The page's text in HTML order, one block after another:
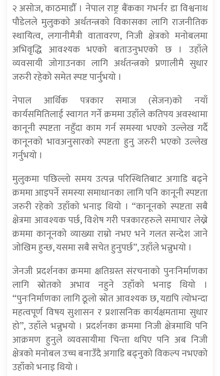
२ असोज, काठमाडौँ । नेपाल राष्ट्र बैंकका गभर्नर डा विश्वनाथ
पौडेलले मुलुकको अर्थतन्त्रको विकासका लागि राजनीतिक
स्थायित्व, लगानीमैत्री वातावरण, निजी क्षेत्रको मनोबलमा
अभिवृद्धि आवश्यक भएको बताउनुभएको छ । उहाँले
व्यवसायी जोगाउनका लागि अर्थतन्त्रको प्रणालीमै सुधार
जरुरी रहेको समेत स्पष्ट पार्नुभयो ।
नेपाल आर्थिक पत्रकार समाज (सेजन)को नयाँ
कार्यसमितिलाई स्वागत गर्ने क्रममा उहाँले कतिपय अवस्थामा
कानूनी स्पष्टता नहुँदा काम गर्न समस्या भएको उल्लेख गर्दै
कानूनको भावअनुसारको स्पष्टता हुनु जरुरी भएको उल्लेख
गर्नुभयो ।
मुलुकमा पछिल्लो समय उत्पन्न परिस्थितिबाट अगाडि बढ्ने
क्रममा आइपर्ने समस्या समाधानका लागि पनि कानूनी स्पष्टता
जरुरी रहेको उहाँको भनाइ थियो । “कानूनको स्पष्टता सबै
क्षेत्रमा आवश्यक पर्छ, विशेष गरी पत्रकारहरुले समाचार लेख्ने
क्रममा कानूनको व्याख्या राम्रो नभए भने गलत सन्देश जाने
जोखिम हुन्छ, यसमा सबै सचेत हुनुपर्छ”, उहाँले भन्नुभयो ।
जेनजी प्रदर्शनका क्रममा क्षतिग्रस्त संरचनाको पुनःनिर्माणका
लागि स्रोतको अभाव नहुने उहाँको भनाइ थियो ।
“पुनःनिर्माणका लागि ठूलो स्रोत आवश्यक छ, यद्यपि त्योभन्दा
महत्वपूर्ण विषय सुशासन र प्रशासनिक कार्यक्षमतामा सुधार
हो”, उहाँले भन्नुभयो । प्रदर्शनका क्रममा निजी क्षेत्रमाथि पनि
आक्रमण हुनुले व्यवसायीमा चिन्ता थपिए पनि अब निजी
क्षेत्रको मनोबल उच्च बनाउँदै अगाडि बढ्नुको विकल्प नभएको
उहाँको भनाइ थियो ।